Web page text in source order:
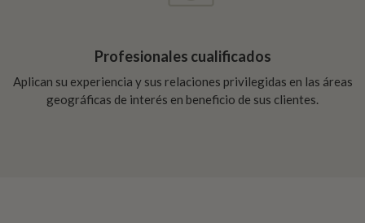
Profesionales cualificados
Aplican su experiencia y sus relaciones privilegidas en las áreas
geográficas de interés en beneficio de sus clientes.